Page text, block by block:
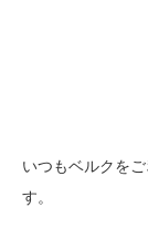
いつもベルクを
す。